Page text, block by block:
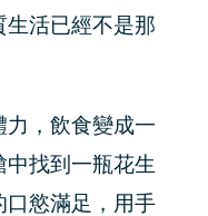
生活已經不是那
力，飲食變成一
找到一瓶花生
口慾滿足，用手